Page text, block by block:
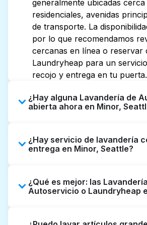
generalmente ubicadas
residenciales, avenidas
de transporte. La
por lo que recomendamos
cercanas en línea o reservar
Laundryheap para un
recojo y entrega en tu puerta.
¿Hay alguna Lavandería de
abierta ahora en Minor,
Minor tienen horarios
todas abren hasta tarde o 24/
encontrar rápidamente la
más cercana. Como
¿Hay servicio de lavandería
entrega en Minor, Seattle?
servicio conveniente de
lavandería puerta a puerta.
una Lavandería de
¿Qué es mejor: las
Autoservicio o Laundryheap